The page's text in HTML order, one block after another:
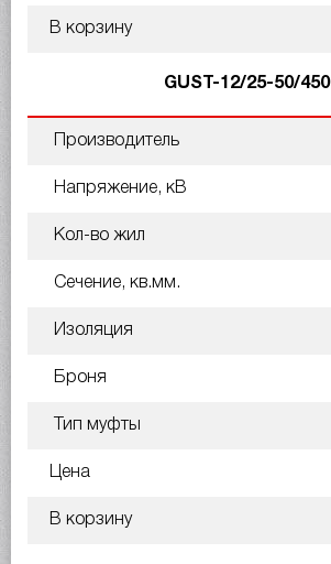
В корзину
GUST-12/25-50/450
Производитель
Напряжение, кВ
Кол-во жил
Сечение, кв.мм.
Изоляция
Броня
Тип муфты
Цена
В корзину